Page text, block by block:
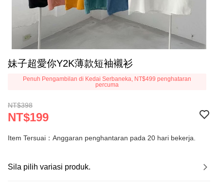
妹子超愛你Y2K薄款短袖襯衫
Penuh Pengambilan di Kedai Serbaneka, NT$499 penghataran
percuma
NT$398
NT$199
Item Tersuai：Anggaran penghantaran pada 20 hari bekerja.
Sila pilih variasi produk.